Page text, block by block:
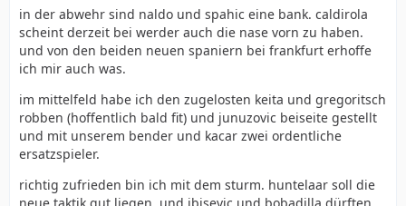
in der abwehr sind naldo und spahic eine bank. caldirola
scheint derzeit bei werder auch die nase vorn zu haben.
und von den beiden neuen spaniern bei frankfurt erhoffe
ich mir auch was.
im mittelfeld habe ich den zugelosten keita und gregoritsch
robben (hoffentlich bald fit) und junuzovic beiseite gestellt
und mit unserem bender und kacar zwei ordentliche
ersatzspieler.
richtig zufrieden bin ich mit dem sturm. huntelaar soll die